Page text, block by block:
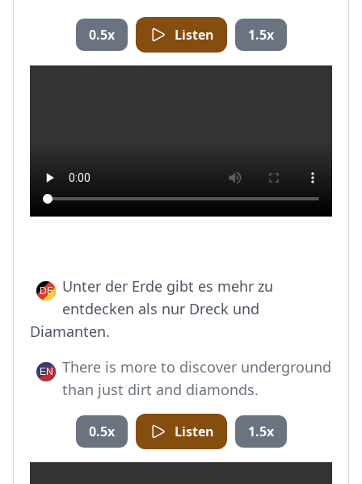
0.5x Listen 1.5x
Unter der Erde gibt es mehr zu
entdecken als nur Dreck und
Diamanten.
There is more to discover underground
than just dirt and diamonds.
0.5x Listen 1.5x